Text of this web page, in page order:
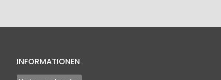
INFORMATIONEN